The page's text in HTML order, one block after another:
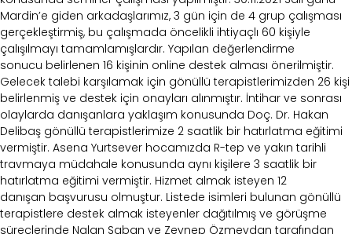
Mardin’e giden arkadaşlarımız, 3 gün için de 4 grup çalışması
gerçekleştirmiş, bu çalışmada öncelikli ihtiyaçlı 60 kişiyle
çalışılmayı tamamlamışlardır. Yapılan değerlendirme
sonucu belirlenen 16 kişinin online destek alması önerilmiştir.
Gelecek talebi karşılamak için gönüllü terapistlerimizden 26 kişi
belirlenmiş ve destek için onayları alınmıştır. İntihar ve sonrası
olaylarda danışanlara yaklaşım konusunda Doç. Dr. Hakan
Delibaş gönüllü terapistlerimize 2 saatlik bir hatırlatma eğitimi
vermiştir. Asena Yurtsever hocamızda R-tep ve yakın tarihli
travmaya müdahale konusunda aynı kişilere 3 saatlik bir
hatırlatma eğitimi vermiştir. Hizmet almak isteyen 12
danışan başvurusu olmuştur. Listede isimleri bulunan gönüllü
terapistlere destek almak isteyenler dağıtılmış ve görüşme
süreçlerinde Nalan Saban ve Zeynep Özmeydan tarafından